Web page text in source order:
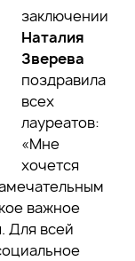
заключении
Наталия
Зверева
поздравила
всех
лауреатов:
«Мне
хочется
важное
Для всей